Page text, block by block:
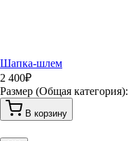
Шапка-шлем
2 400₽
Размер (Общая категория):
В корзину